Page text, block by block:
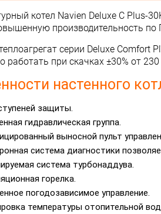
котел Navien Deluxe C Plus-
производительность
серии Deluxe Comfort
работать при скачках ±30% от
настенного
защиты.
гидравлическая группа.
выносной пульт
система диагностики
система турбонаддува.
горелка.
погодозависимое управление.
температуры отопительной